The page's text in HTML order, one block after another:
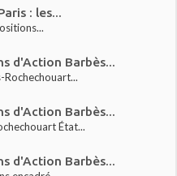
: les...
d'Action Barbès...
d'Action Barbès...
État...
d'Action Barbès...